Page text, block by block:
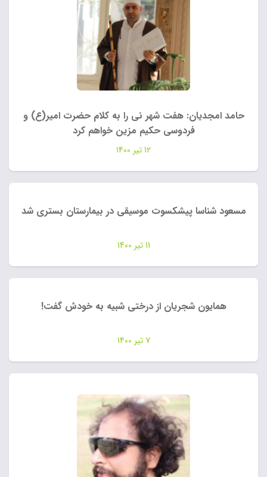
حامد امجدیان: هفت شهر نی را به کلام حضرت امیر(ع) و
فردوسی حکیم مزین خواهم کرد
12 تیر 1400
مسعود شناسا پیشکسوت موسیقی در بیمارستان بستری شد
11 تیر 1400
همایون شجریان از درختی شبیه به خودش گفت!
7 تیر 1400